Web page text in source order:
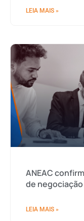
LEIA MAIS »
ANEAC
de negociação
LEIA MAIS »